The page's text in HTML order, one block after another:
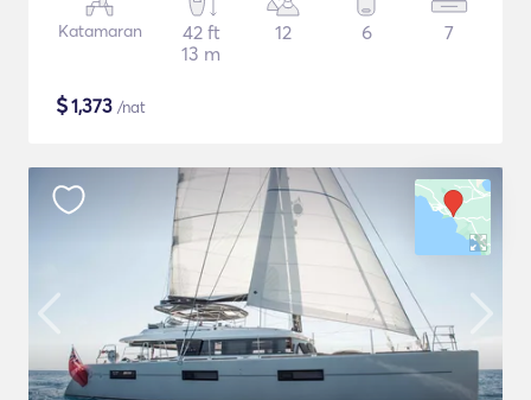
Katamaran
42 ft
13 m
12 6 7
$1,373 /nat